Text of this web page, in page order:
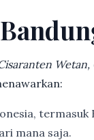
termasuk
mana saja.